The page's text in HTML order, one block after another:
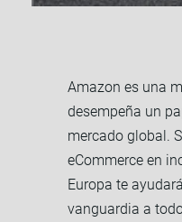
Amazon es una
desempeña un
mercado global.
eCommerce en
Europa te
vanguardia a